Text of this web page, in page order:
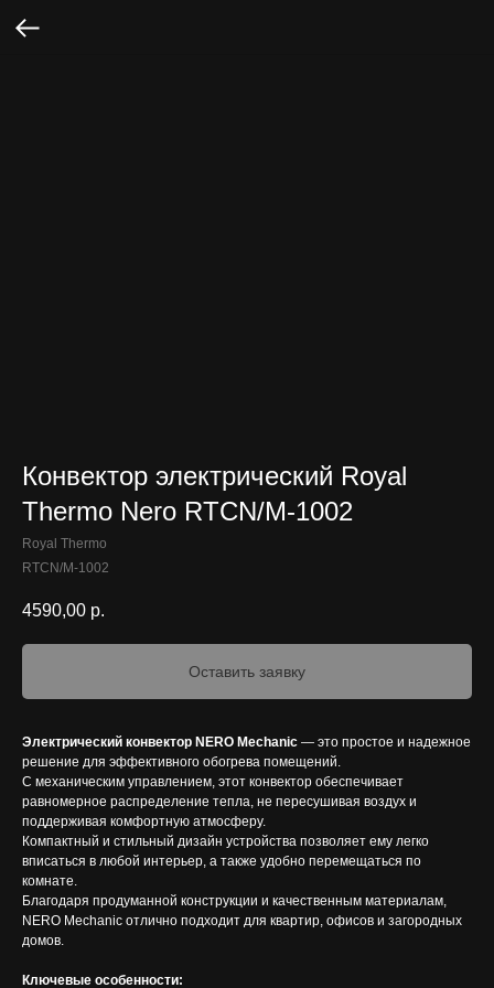
Конвектор электрический Royal
Thermo Nero RTCN/M-1002
Royal Thermo
RTCN/M-1002
4590,00 р.
Оставить заявку
Электрический конвектор NERO Mechanic — это простое и надежное
решение для эффективного обогрева помещений.
С механическим управлением, этот конвектор обеспечивает
равномерное распределение тепла, не пересушивая воздух и
поддерживая комфортную атмосферу.
Компактный и стильный дизайн устройства позволяет ему легко
вписаться в любой интерьер, а также удобно перемещаться по
комнате.
Благодаря продуманной конструкции и качественным материалам,
NERO Mechanic отлично подходит для квартир, офисов и загородных
домов.
Ключевые особенности: